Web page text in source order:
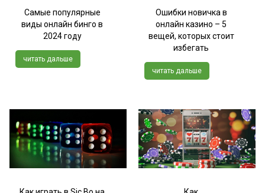
Самые популярные
виды онлайн бинго в
2024 году
читать дальше
Ошибки новичка в
онлайн казино – 5
вещей, которых стоит
избегать
читать дальше